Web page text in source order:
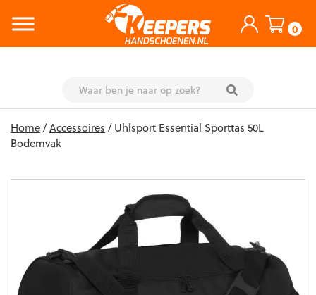
0
content
Home/Accessoires / Uhlsport Essential Sporttas 50L
Bodemvak